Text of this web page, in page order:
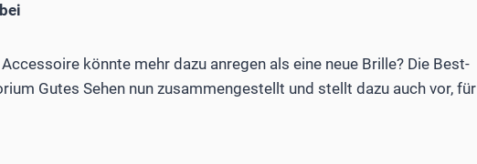
könnte mehr dazu anregen als eine neue Brille? Die Best-
Gutes Sehen nun zusammengestellt und stellt dazu auch vor, für